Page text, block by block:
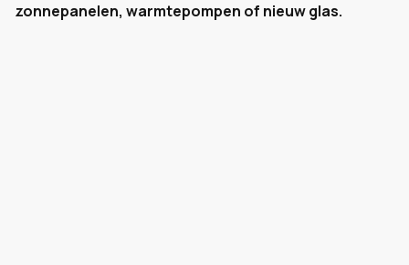
zonnepanelen, warmtepompen of nieuw glas.